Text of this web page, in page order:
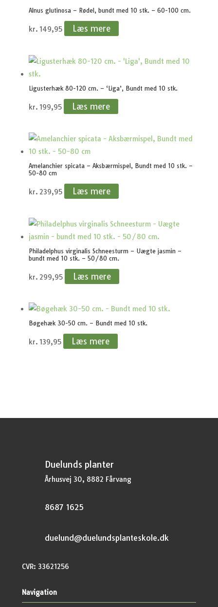
Alnus glutinosa – Rødel, bundt med 10 stk. – 60-100 cm.
kr. 149,95 Læs mere
Ligusterhæk 80-120 cm. – ‘Liga’, Bundt med 10 stk.
kr. 199,95 Læs mere
Amelanchier spicata – Aksbærmispel, Bundt med 10 stk. –
50-80 cm
kr. 239,95 Læs mere
Philadelphus virginalis Schneesturm – Uægte jasmin –
bundt med 10 stk. – 50/80 cm.
kr. 299,95 Læs mere
Bøgehæk 30-50 cm. – Bundt med 10 stk.
kr. 139,95 Læs mere
Duelunds planter
Århusvej 30, 8882 Fårvang
8687 1625
duelund@duelundsplanteskole.dk
CVR: 33621256
Navigation